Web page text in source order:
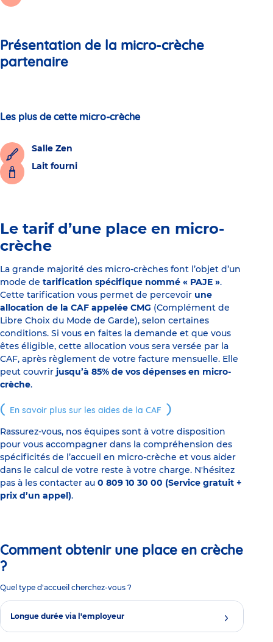
Présentation de la micro-crèche
partenaire
Les plus de cette micro-crèche
Salle Zen
Lait fourni
Le tarif d’une place en micro-
crèche
La grande majorité des micro-crèches font l’objet d’un
mode de tarification spécifique nommé « PAJE ».
Cette tarification vous permet de percevoir une
allocation de la CAF appelée CMG (Complément de
Libre Choix du Mode de Garde), selon certaines
conditions. Si vous en faites la demande et que vous
êtes éligible, cette allocation vous sera versée par la
CAF, après règlement de votre facture mensuelle. Elle
peut couvrir jusqu’à 85% de vos dépenses en micro-
crèche.
En savoir plus sur les aides de la CAF
Rassurez-vous, nos équipes sont à votre disposition
pour vous accompagner dans la compréhension des
spécificités de l’accueil en micro-crèche et vous aider
dans le calcul de votre reste à votre charge. N'hésitez
pas à les contacter au 0 809 10 30 00 (Service gratuit +
prix d’un appel).
Comment obtenir une place en crèche
?
Quel type d'accueil cherchez-vous ?
Longue durée via l'employeur